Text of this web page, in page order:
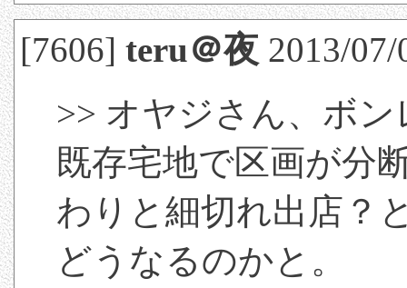
[7606]teru＠夜 2013/
>> オヤジさん、ボ
既存宅地で区画が分
わりと細切れ出店？
どうなるのかと。